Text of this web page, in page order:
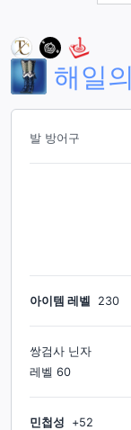
해일
발 방어구
아이템 레벨 230
쌍검사 닌자
레벨 60
민첩성 +52